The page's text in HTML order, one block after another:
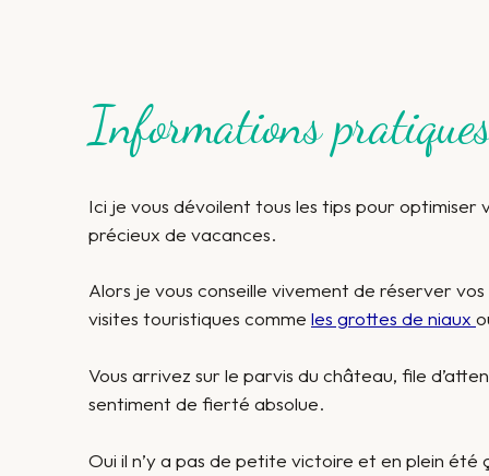
Informations
Ici je vous dévoilent tous les tips pour
précieux de vacances.
Alors je vous conseille vivement de réserver
visites touristiques comme les grottes de niaux
Vous arrivez sur le parvis du château, file
sentiment de fierté absolue.
Oui il n’y a pas de petite victoire et en plein été